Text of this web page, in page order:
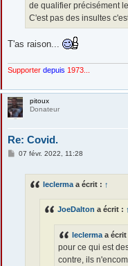
de qualifier précisément
C'est pas des insultes
T'as raison...
Supporter depuis 1973...
pitoux
Donateur
Re: Covid.
M07 févr. 2022, 11:28
leclerma a écrit : ↑
JoeDalton a écrit : ↑
leclerma a écrit
pour ce qui est
contre, ils